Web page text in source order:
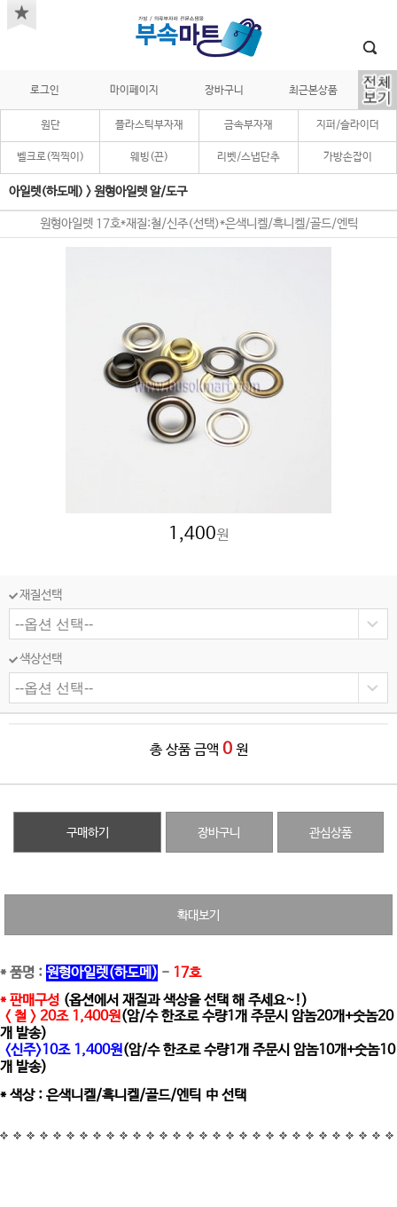
로그인 마이페이지 장바구니 최근본상품
원단 플라스틱부자재 금속부자재 지퍼/슬라이더
벨크로(찍찍이) 웨빙(끈) 리벳/스냅단추 가방손잡이
아일렛(하도메) >원형아일렛 알/도구
원형아일렛 17호*재질:철/신주(선택)*은색니켈/흑니켈/골드/엔틱
1,400원
재질선택
색상선택
총 상품 금액 0 원
구매하기 장바구니 관심상품
확대보기
* 품명 : 원형아일렛(하도메) - 17호
* 판매구성 (옵션에서 재질과 색상을 선택 해 주세요~!)
< 철 > 20조 1,400원(암/수 한조로 수량1개 주문시 암놈20개+숫놈20
개 발송)
<신주>10조 1,400원(암/수 한조로 수량1개 주문시 암놈10개+숫놈10
개 발송)
* 색상 : 은색니켈/흑니켈/골드/엔틱 中 선택